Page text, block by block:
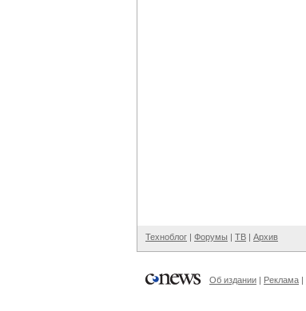
Техноблог | Форумы | ТВ | Архив
Об издании | Реклама |